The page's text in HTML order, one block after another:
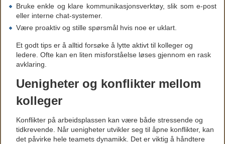
Bruke enkle og klare kommunikasjonsverktøy, slik som e-post
eller interne chat-systemer.
Være proaktiv og stille spørsmål hvis noe er uklart.
Et godt tips er å alltid forsøke å lytte aktivt til kolleger og
ledere. Ofte kan en liten misforståelse løses gjennom en rask
avklaring.
Uenigheter og konflikter mellom
kolleger
Konflikter på arbeidsplassen kan være både stressende og
tidkrevende. Når uenigheter utvikler seg til åpne konflikter, kan
det påvirke hele teamets dynamikk. Det er viktig å håndtere